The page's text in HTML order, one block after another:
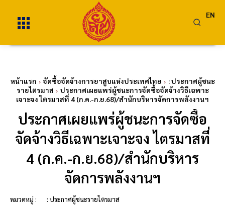
EN
หน้าแรก จัดซื้อจัดจ้างการยาสูบแห่งประเทศไทย
: ประกาศผู้ชนะ
รายไตรมาส
ประกาศเผยแพร่ผู้ชนะการจัดซื้อจัดจ้างวิธีเฉพาะ
เจาะจง ไตรมาสที่ 4 (ก.ค.-ก.ย.68)/สำนักบริหารจัดการพลังงานฯ
ประกาศเผยแพร่ผู้ชนะการจัดซื้อ
จัดจ้างวิธีเฉพาะเจาะจง ไตรมาสที่
4 (ก.ค.-ก.ย.68)/สำนักบริหาร
จัดการพลังงานฯ
หมวดหมู่ : : ประกาศผู้ชนะรายไตรมาส